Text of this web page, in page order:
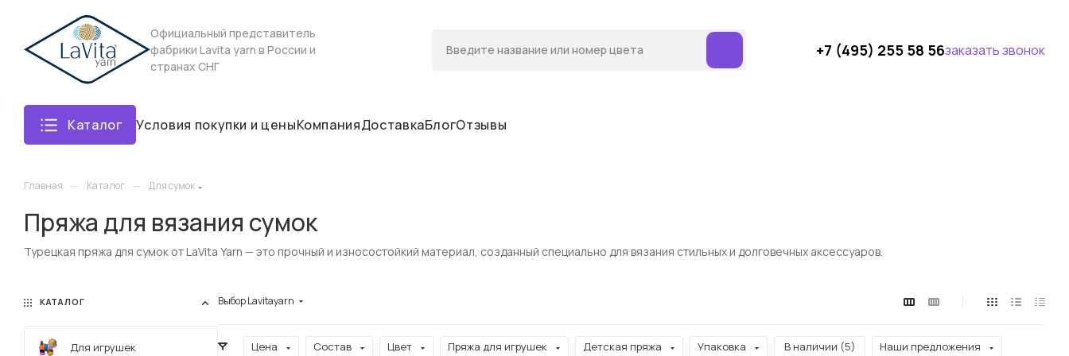
Официальный представитель
фабрики Lavita yarn в России и
странах СНГ
+7 (495) 255 58 56заказать звонок
Каталог Условия покупки и ценыКомпанияДоставкаБлогОтзывы
Главная — Каталог — Для сумок
Пряжа для вязания сумок
Турецкая пряжа для сумок от LaVita Yarn — это прочный и износостойкий материал, созданный специально для вязания стильных и долговечных аксессуаров.
Выбор Lavitayarn
Цена Состав Цвет Пряжа для игрушек Детская пряжа Упаковка В наличии (5) Наши предложения
КАТАЛОГ
Для игрушек